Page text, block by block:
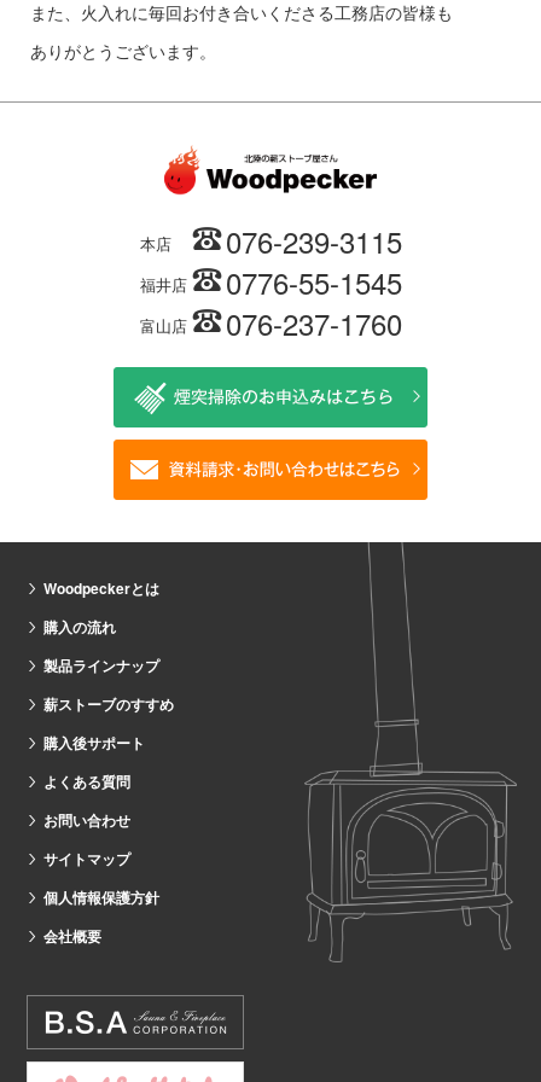
また、火入れに毎回お付き合いくださる工務店の皆様も
ありがとうございます。
本店 076-239-3115
福井店 0776-55-1545
富山店 076-237-1760
Woodpeckerとは
購入の流れ
製品ラインナップ
薪ストーブのすすめ
購入後サポート
よくある質問
お問い合わせ
サイトマップ
個人情報保護方針
会社概要